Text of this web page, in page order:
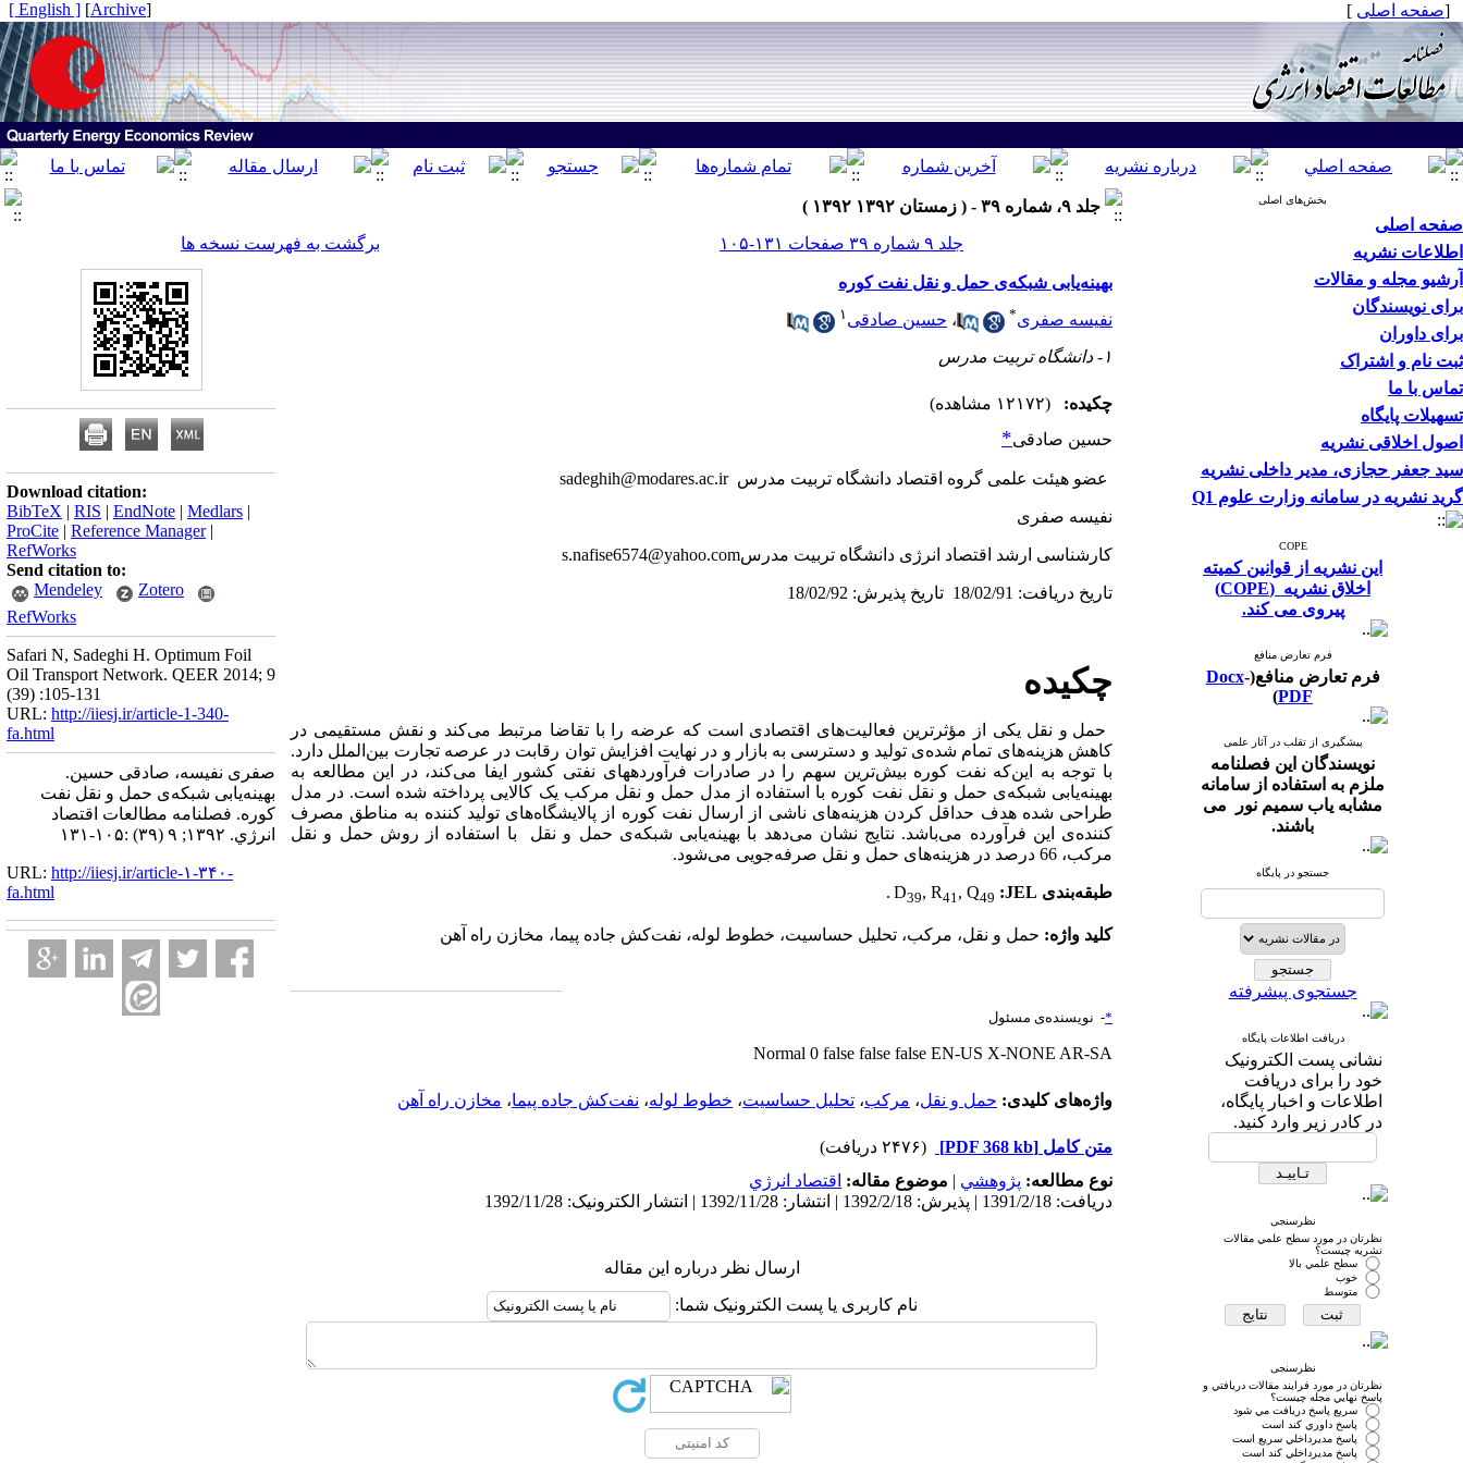
[صفحه اصلی ]
[
Archive
]
[ English ]
بخش‌های اصلی
صفحه اصلی
اطلاعات نشریه
آرشیو مجله و مقالات
برای نویسندگان
برای داوران
ثبت نام و اشتراک
تماس با ما
تسهیلات پایگاه
اصول اخلاقی نشریه
سید جعفر حجازی، مدیر داخلی نشریه
گرید نشریه در سامانه وزارت علوم Q1
COPE
این نشریه از قوانین کمیته
اخلاق نشریه (COPE)
پیروی می کند.
فرم تعارض منافع
فرم تعارض منافع( Docx-
PDF
)
پیشگیری از تقلب در آثار علمی
نویسندگان این فصلنامه
ملزم به استفاده از سامانه
مشابه یاب سمیم نور می
باشند.
جستجو در پایگاه
جستجوی پیشرفته
دریافت اطلاعات پایگاه
نشانی پست الکترونیک
خود را برای دریافت
اطلاعات و اخبار پایگاه،
در کادر زیر وارد کنید.
نظرسنجی
نظرتان در مورد سطح علمي مقالات
نشريه چيست؟
سطح علمي بالا
خوب
متوسط
نظرسنجی
نظرتان در مورد فرايند مقالات دريافتي و
پاسخ نهايي مجله چيست؟
سريع پاسخ دريافت مي شود
پاسخ داوري كند است
پاسخ مديرداخلي سريع است
پاسخ مديرداخلي كند است
جلد ۹، شماره ۳۹ - ( زمستان ۱۳۹۲ ۱۳۹۲ )
جلد ۹ شماره ۳۹ صفحات ۱۳۱-۱۰۵
برگشت به فهرست نسخه ها
بهینه‌یابی شبکه‌ی حمل و نقل نفت کوره
نفیسه صفری* ، حسین صادقی ۱
۱- دانشگاه تربیت مدرس
چکیده:
(۱۲۱۷۲ مشاهده)
حسین صادقی*
عضو هیئت علمی گروه اقتصاد دانشگاه تربیت مدرس sadeghih@modares.ac.ir
نفیسه صفری
کارشناسی ارشد اقتصاد انرژی دانشگاه تربیت مدرسs.nafise6574@yahoo.com
تاریخ دریافت: 18/02 /91 تاریخ پذیرش: 18/02/92
چکیده
حمل و نقل یکی از مؤثرترین فعالیت‌های اقتصادی است که عرضه را با تقاضا مرتبط می‌کند و نقش مستقیمی در
کاهش هزینه‌های تمام شده‌ی تولید و دسترسی به بازار و در نهایت افزایش توان رقابت در عرصه تجارت بین‌الملل دارد.
با توجه به این‌که نفت کوره بیش‌ترین سهم را در صادرات فرآورده­های نفتی کشور ایفا می‌کند، در این مطالعه به
بهینه‌یابی شبکه‌ی حمل و نقل نفت کوره با استفاده از مدل حمل و نقل مرکب یک کالایی پرداخته شده است. در مدل
طراحی شده هدف حداقل کردن هزینه‌های ناشی از ارسال نفت کوره از پالایشگاه‌های تولید کننده به مناطق مصرف
کننده‌ی این فرآورده می‌باشد. نتایج نشان می‌دهد با بهینه‌یابی شبکه‌ی حمل و نقل
با استفاده از روش حمل و نقل
مرکب، 66 درصد در هزینه‌های حمل و نقل صرفه‌جویی می‌شود.
طبقه‌بندی JEL
:
D39, R41, Q49
.
کلید واژه: حمل و نقل، مرکب، تحلیل حساسیت، خطوط لوله، نفت‌کش جاده پیما، مخازن راه آهن
*
- نویسنده‌ی مسئول
Normal 0 false false false EN-US X-NONE AR-SA
واژه‌های کلیدی: حمل و نقل، مرکب، تحلیل حساسیت، خطوط لوله، نفت‌کش جاده پیما، مخازن راه آهن
متن کامل [PDF 368 kb]
(۲۴۷۶ دریافت)
نوع مطالعه: پژوهشي | موضوع مقاله: اقتصاد انرژي
دریافت: 1391/2/18 | پذیرش: 1392/2/18 | انتشار: 1392/11/28 | انتشار الکترونیک: 1392/11/28
ارسال نظر درباره این مقاله
نام کاربری یا پست الکترونیک شما:
Download citation:
BibTeX | RIS | EndNote | Medlars |
ProCite | Reference Manager|
RefWorks
Send citation to:
Mendeley
Zotero
RefWorks
Safari N, Sadeghi H. Optimum Foil
Oil Transport Network. QEER 2014; 9
(39) :105-131
URL: http://iiesj.ir/article-1-340-
fa.html
صفری نفیسه، صادقی حسین.
بهینه‌یابی شبکه‌ی حمل و نقل نفت
کوره. فصلنامه مطالعات اقتصاد
انرژي. ۱۳۹۲; ۹ (۳۹) :۱۰۵-۱۳۱
URL: http://iiesj.ir/article-۱-۳۴۰-
fa.html